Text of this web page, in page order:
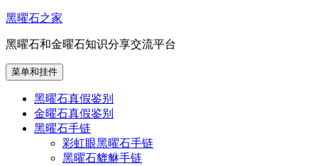
跳
内
容
黑曜石之家
黑曜石和金曜石知识分享交流平台
菜单和挂件
黑曜石真假鉴别
金曜石真假鉴别
黑曜石手链
彩虹眼黑曜石手链
黑曜石貔貅手链